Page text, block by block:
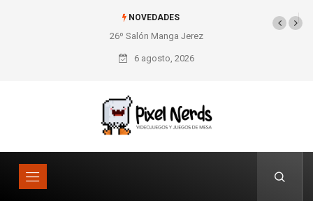
NOVEDADES
26º Salón Manga Jerez SNES Pixel Book para
los amantes de lo retro
6 agosto, 2026